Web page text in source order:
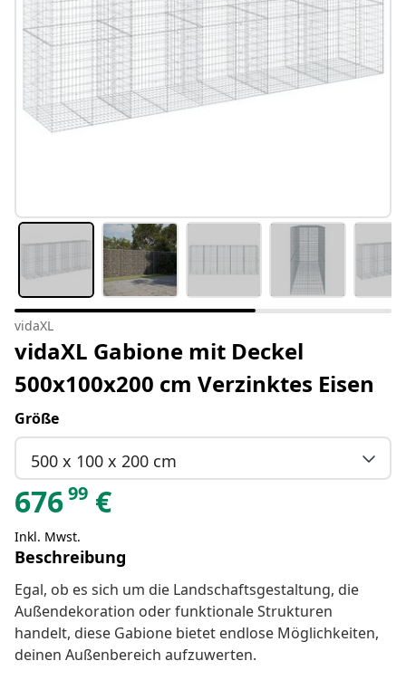
vidaXL
vidaXL Gabione mit Deckel
500x100x200 cm Verzinktes Eisen
Größe
500 x 100 x 200 cm
67699 €
Inkl. Mwst.
Beschreibung
Egal, ob es sich um die Landschaftsgestaltung, die
Außendekoration oder funktionale Strukturen
handelt, diese Gabione bietet endlose Möglichkeiten,
deinen Außenbereich aufzuwerten.